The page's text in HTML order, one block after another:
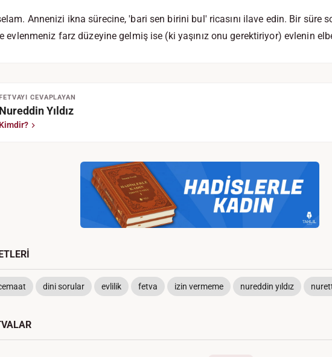
Annenizi ikna sürecine, 'bari sen birini bul' ricasını ilave edin. Bir süre
evlenmeniz farz düzeyine gelmiş ise (ki yaşınız onu gerektiriyor) evlenin
CEVAPLAYAN
Nureddin Yıldız
Kimdir?
dini sorular evlilik fetva izin vermeme nureddin yıldız